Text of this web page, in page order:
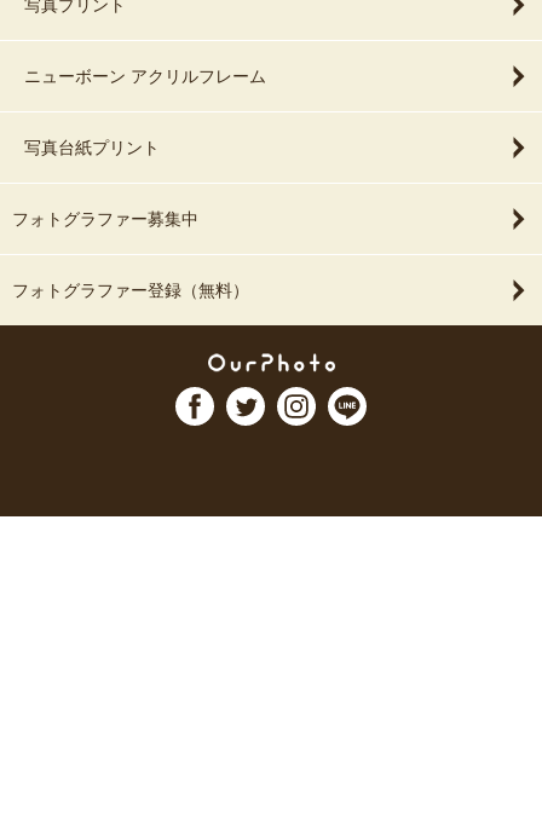
写真プリント
ニューボーン アクリルフレーム
写真台紙プリント
フォトグラファー募集中
フォトグラファー登録（無料）